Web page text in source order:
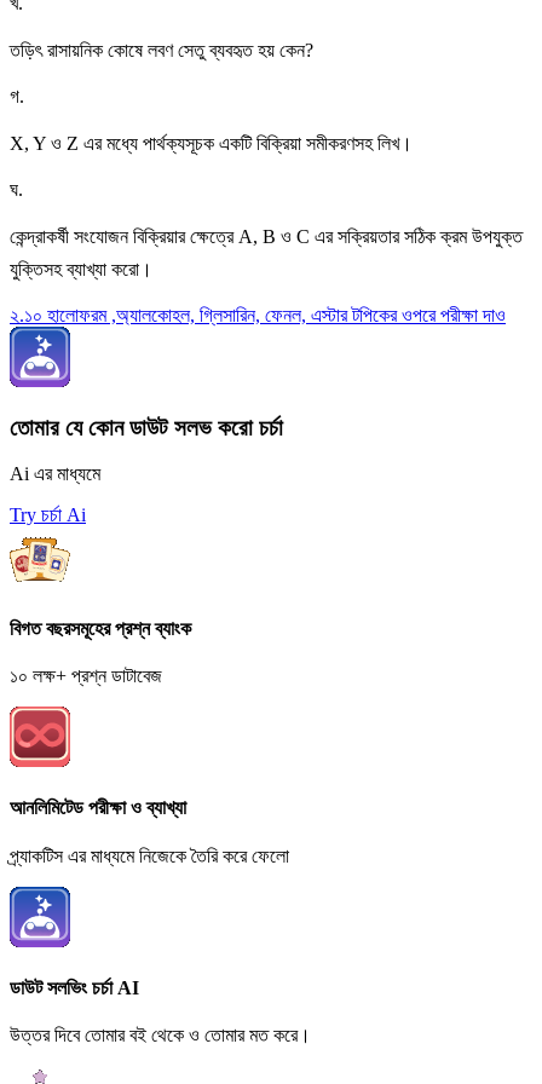
Y\left(2^{\circ}\right) \\
\mathrm{C}+\mathrm{CH}_{3}
\mathrm{H}_{2} \mathrm{O}}
তড়িৎ রাসায়নিক কোষে লবণ সেতু ব্যবহৃত হয় কেন?
গ.
X, Y ও Z এর মধ্যে পার্থক্যসূচক একটি বিক্রিয়া সমীকরণসহ লিখ।
ঘ.
কেন্দ্রাকর্ষী সংযোজন বিক্রিয়ার ক্ষেত্রে A, B ও C এর সক্রিয়তার সঠিক ক্রম উপযুক্ত
যুক্তিসহ ব্যাখ্যা করো।
২.১০ হালোফরম ,অ্যালকোহল, গ্লিসারিন, ফেনল, এস্টার টপিকের ওপরে পরীক্ষা দাও
তোমার যে কোন ডাউট সলভ করো চর্চা
Ai এর মাধ্যমে
Try চর্চা Ai
বিগত বছরসমূহের প্রশ্ন ব্যাংক
১০ লক্ষ+ প্রশ্ন ডাটাবেজ
আনলিমিটেড পরীক্ষা ও ব্যাখ্যা
প্র্যাকটিস এর মাধ্যমে নিজেকে তৈরি করে ফেলো
ডাউট সলভিং চর্চা AI
উত্তর দিবে তোমার বই থেকে ও তোমার মত করে।